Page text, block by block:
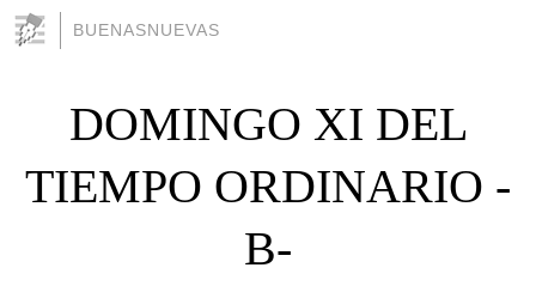
BUENASNUEVAS
DOMINGO XI DEL
TIEMPO ORDINARIO -
B-